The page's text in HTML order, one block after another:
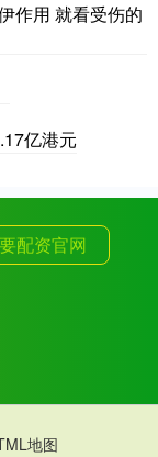
作用 就看受伤的
亿港元
配资官网
地图